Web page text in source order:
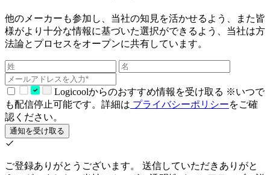
他のメーカーも参加し、当社の知見を活かせるよう、また皆
様がより十分な情報に基づいた選択ができるよう、当社は方
法論とプロセスをオープンに共有しています。
Logicoolからのおすすめ情報を受け取る ※いつで
も配信停止可能です。詳細は プライバシーポリシーをご確
認ください。
通知を受け取る
ご登録ありがとうございます。
送信していただきありがと